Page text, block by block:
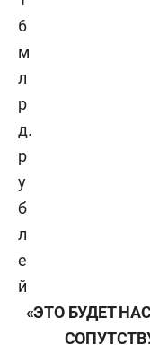
6
м
л
р
д.
р
у
б
л
е
й
«ЭТО БУДЕТ